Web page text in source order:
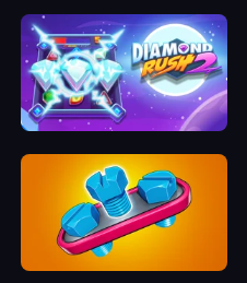
Diamond Rush 2